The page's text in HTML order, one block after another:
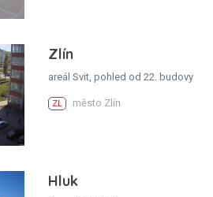
Zlín
areál Svit, pohled od 22. budovy
ZL město Zlín
Hluk